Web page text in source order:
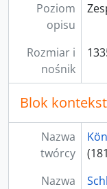
Poziom
opisu
Rozmiar i
nośnik
Blok
Nazwa
twórcy
Nazwa